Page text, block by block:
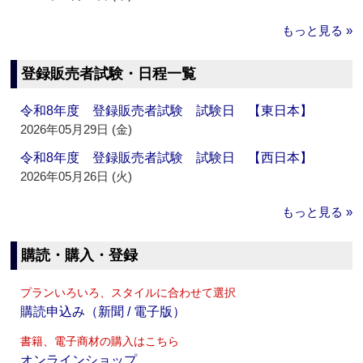
もっと見る »
登録販売者試験・日程一覧
令和8年度 登録販売者試験 試験日 【東日本】
2026年05月29日 (金)
令和8年度 登録販売者試験 試験日 【西日本】
2026年05月26日 (火)
もっと見る »
購読・購入・登録
プランいろいろ、スタイルに合わせて選択
購読申込み（新聞 / 電子版）
書籍、電子商材の購入はこちら